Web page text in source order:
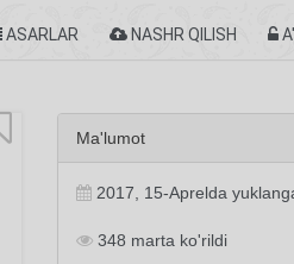
ASARLAR NASHR QILISH
Ma'lumot
2017, 15-Aprelda
348 marta ko'rildi